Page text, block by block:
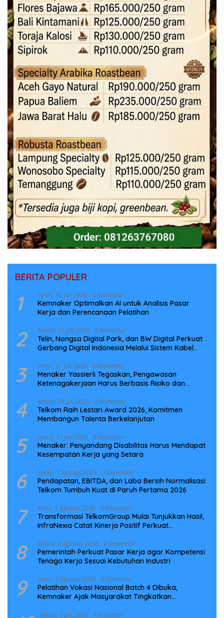
BERITA POPULER
1 Senin, 20 Juli 2026 0 Komentar
Kemnaker Optimalkan AI untuk Analisis Pasar
Kerja dan Perencanaan Pelatihan
2 Selasa, 21 Juli 2026 0 Komentar
Telin, Nongsa Digital Park, dan BW Digital Perkuat
Gerbang Digital Indonesia Melalui Sistem Kabel
3 Senin, 27 Juli 2026 0 Komentar
Menaker Yassierli Tegaskan, Pengawasan
Ketenagakerjaan Harus Berbasis Risiko dan
4 Selasa, 28 Juli 2026 0 Komentar
Telkom Raih Lestari Award 2026, Komitmen
Membangun Talenta Berkelanjutan
5 Jumat, 31 Juli 2026 0 Komentar
Menaker: Penyandang Disabilitas Harus Mendapat
Kesempatan Kerja yang Setara
6 Sabtu, 1 Agustus 2026 0 Komentar
Pendapatan, EBITDA, dan Laba Bersih Normalisasi
Telkom Tumbuh Kuat di Paruh Pertama 2026
7 Rabu, 5 Agustus 2026 0 Komentar
Transformasi TelkomGroup Mulai Tunjukkan Hasil,
InfraNexia Catat Kinerja Positif Perkuat
8 Selasa, 4 Agustus 2026 0 Komentar
Pemerintah Perkuat Pasar Kerja agar Kompetensi
Tenaga Kerja Sesuai Kebutuhan Industri
9 Senin, 3 Agustus 2026 0 Komentar
Pelatihan Vokasi Nasional Batch 4 Dibuka,
Kemnaker Ajak Masyarakat Tingkatkan
Selasa, 7 Juli 2026 0 Komentar